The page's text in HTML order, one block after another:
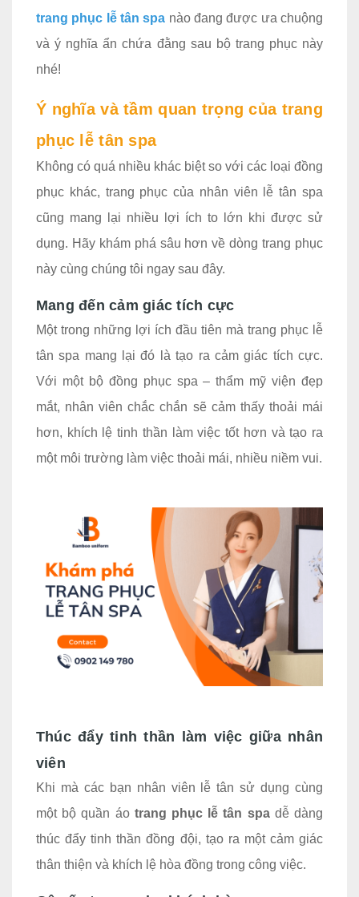
trang phục lễ tân spa nào đang được ưa chuộng
và ý nghĩa ẩn chứa đằng sau bộ trang phục này
nhé!
Ý nghĩa và tầm quan trọng của trang
phục lễ tân spa
Không có quá nhiều khác biệt so với các loại đồng
phục khác, trang phục của nhân viên lễ tân spa
cũng mang lại nhiều lợi ích to lớn khi được sử
dụng. Hãy khám phá sâu hơn về dòng trang phục
này cùng chúng tôi ngay sau đây.
Mang đến cảm giác tích cực
Một trong những lợi ích đầu tiên mà trang phục lễ
tân spa mang lại đó là tạo ra cảm giác tích cực.
Với một bộ đồng phục spa – thẩm mỹ viện đẹp
mắt, nhân viên chắc chắn sẽ cảm thấy thoải mái
hơn, khích lệ tinh thần làm việc tốt hơn và tạo ra
một môi trường làm việc thoải mái, nhiều niềm vui.
Thúc đẩy tinh thần làm việc giữa nhân
viên
Khi mà các bạn nhân viên lễ tân sử dụng cùng
một bộ quần áo trang phục lễ tân spadễ dàng
thúc đẩy tinh thần đồng đội, tạo ra một cảm giác
thân thiện và khích lệ hòa đồng trong công việc.